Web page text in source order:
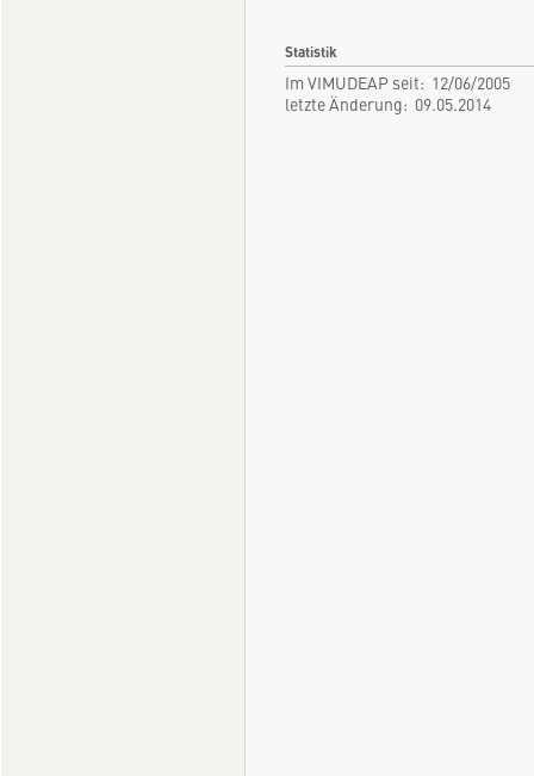
Statistik
Im VIMUDEAP seit: 12/06/2005
letzte Änderung: 09.05.2014